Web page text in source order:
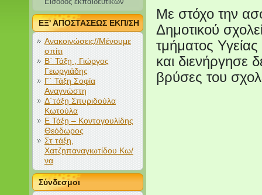
ΕΞ' ΑΠΟΣΤΑΣΕΩΣ ΕΚΠ/ΣΗ
Ανακοινώσεις//Μένουμε
σπίτι
Β΄ Τάξη , Γιώργος
Γεωργιάδης
Γ΄ Τάξη Σοφία
Αναγνώστη
Δ΄τάξη Σπυριδούλα
Κωτούλα
Ε Τάξη – Κοντογουλίδης
Θεόδωρος
Στ τάξη,
Χατζηπαναγιωτίδου Κω/
να
Σύνδεσμοι
Με στόχο την
Δημοτικού
τμήματος
και διενήργησε
βρύσες του